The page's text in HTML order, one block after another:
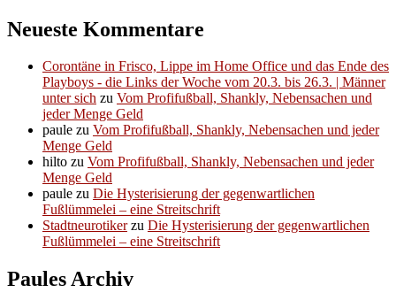
Neueste Kommentare
Corontäne in Frisco, Lippe im Home Office und das Ende des
Playboys - die Links der Woche vom 20.3. bis 26.3. | Männer
unter sich zu Vom Profifußball, Shankly, Nebensachen und
jeder Menge Geld
paule zu Vom Profifußball, Shankly, Nebensachen und jeder
Menge Geld
hilto zu Vom Profifußball, Shankly, Nebensachen und jeder
Menge Geld
paule zu Die Hysterisierung der gegenwartlichen
Fußlümmelei – eine Streitschrift
Stadtneurotikerzu Die Hysterisierung der gegenwartlichen
Fußlümmelei – eine Streitschrift
Paules Archiv